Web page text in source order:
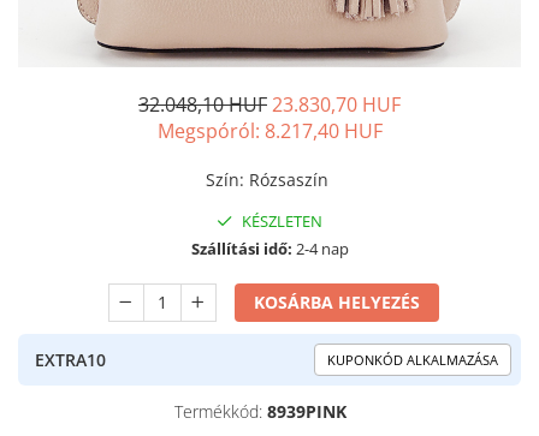
32.048,10 HUF23.830,70 HUF
Megspóról: 8.217,40 HUF
Szín: Rózsaszín
KÉSZLETEN
Szállítási idő: 2-4 nap
KOSÁRBA HELYEZÉS
EXTRA10 KUPONKÓD ALKALMAZÁSA
Termékkód: 8939PINK